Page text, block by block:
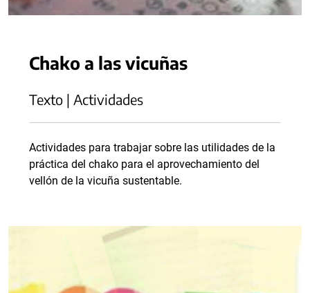
Chako a las vicuñas
Texto | Actividades
Actividades para trabajar sobre las utilidades de la
práctica del chako para el aprovechamiento del
vellón de la vicuña sustentable.